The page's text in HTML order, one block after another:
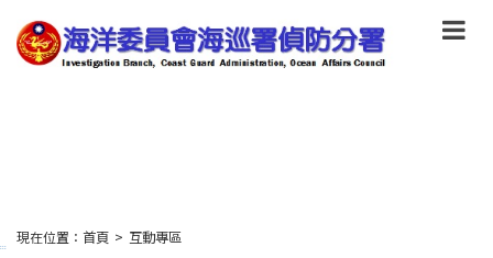
到
主
要
:::
現在位置： 首頁 > 互動專區